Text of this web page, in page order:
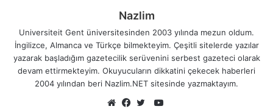
Nazlim
Universiteit Gent üniversitesinden 2003 yılında mezun oldum.
İngilizce, Almanca ve Türkçe bilmekteyim. Çeşitli sitelerde yazılar
yazarak başladığım gazetecilik serüvenini serbest gazeteci olarak
devam ettirmekteyim. Okuyucuların dikkatini çekecek haberleri
2004 yılından beri Nazlim.NET sitesinde yazmaktayım.
YouTube